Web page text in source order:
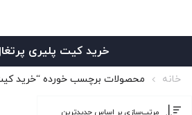
خرید کیت پلیری پرتغال
خانه محصولات برچسب خورده “خرید کیت